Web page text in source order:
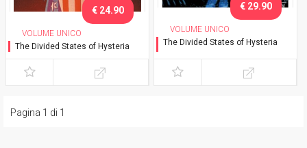
VOLUME UNICO
The Divided States of Hysteria
€ 24.90
VOLUME UNICO
The Divided States of Hysteria
2023
€ 29.90
Pagina 1 di 1